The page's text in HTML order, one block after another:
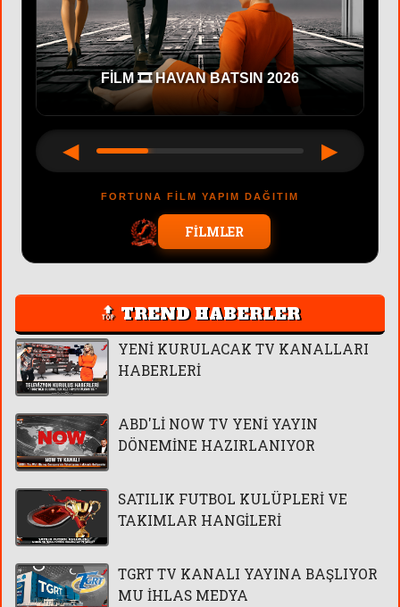
CAST 🎬 OYUNCU BAŞVURU
◀ ▶
FORTUNA FİLM YAPIM DAĞITIM
FİLMLER
🔝 TREND HABERLER
YENİ KURULACAK TV KANALLARI
HABERLERİ
ABD'Lİ NOW TV YENİ YAYIN
DÖNEMİNE HAZIRLANIYOR
SATILIK FUTBOL KULÜPLERİ VE
TAKIMLAR HANGİLERİ
TGRT TV KANALI YAYINA BAŞLIYOR
MU İHLAS MEDYA